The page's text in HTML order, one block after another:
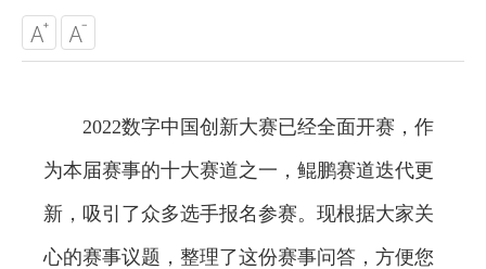
2022数字中国创新大赛已经全面开赛，作
为本届赛事的十大赛道之一，鲲鹏赛道迭代更
新，吸引了众多选手报名参赛。现根据大家关
心的赛事议题，整理了这份赛事问答，方便您